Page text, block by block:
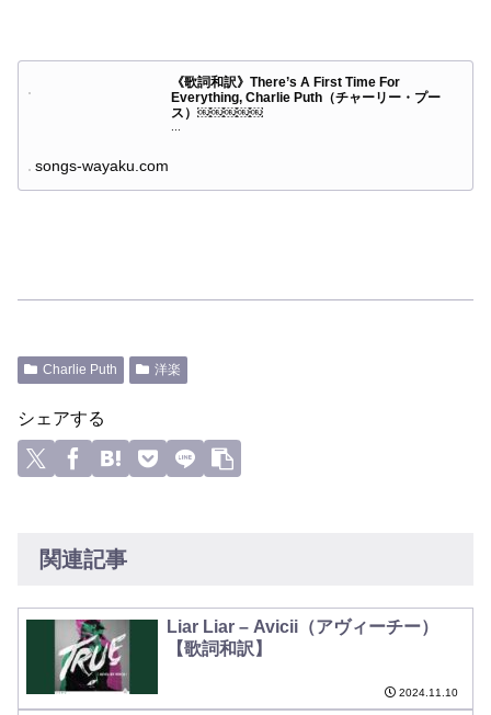
《歌詞和訳》There’s A First Time For
Everything, Charlie Puth（チャーリー・プー
ス）￼￼￼￼￼
songs-wayaku.com
Charlie Puth 洋楽
シェアする
関連記事
Liar Liar – Avicii（アヴィーチー）
【歌詞和訳】
2024.11.10